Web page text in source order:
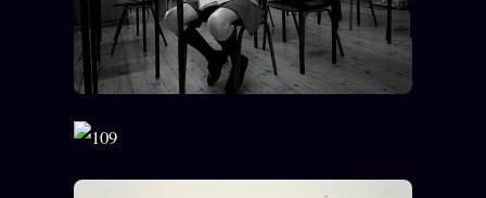
Charte éditoriale
Studios
Words Radio